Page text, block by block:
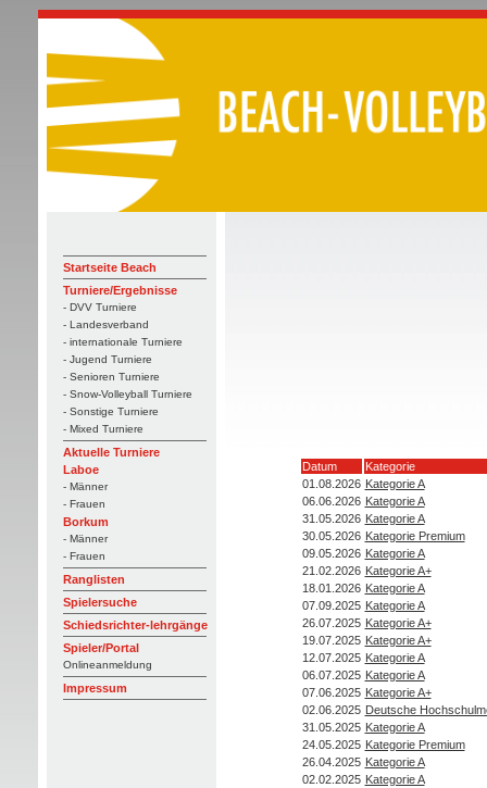
Startseite Beach
Turniere/Ergebnisse
- DVV Turniere
- Landesverband
- internationale Turniere
- Jugend Turniere
- Senioren Turniere
- Snow-Volleyball Turniere
- Sonstige Turniere
- Mixed Turniere
Aktuelle Turniere
Laboe
- Männer
- Frauen
Borkum
- Männer
- Frauen
Ranglisten
Spielersuche
Schiedsrichter-lehrgänge
Spieler/Portal
Onlineanmeldung
Impressum
Datum
Kategorie
01.08.2026 Kategorie A
06.06.2026 Kategorie A
31.05.2026 Kategorie A
30.05.2026 Kategorie Premium
09.05.2026 Kategorie A
21.02.2026 Kategorie A+
18.01.2026 Kategorie A
07.09.2025 Kategorie A
26.07.2025 Kategorie A+
19.07.2025 Kategorie A+
12.07.2025 Kategorie A
06.07.2025 Kategorie A
07.06.2025 Kategorie A+
02.06.2025 Deutsche
31.05.2025 Kategorie A
24.05.2025 Kategorie Premium
26.04.2025 Kategorie A
02.02.2025 Kategorie A